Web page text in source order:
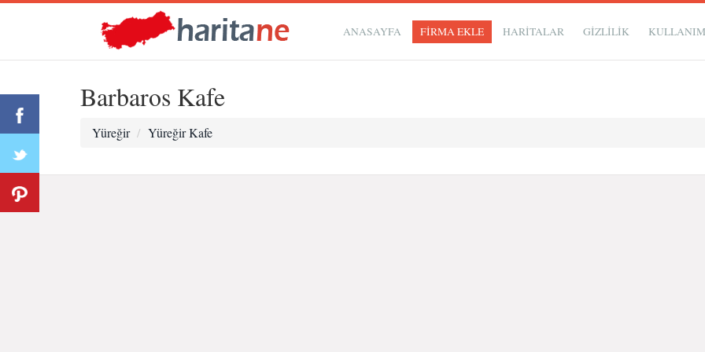
ANASAYFA FİRMA EKLE HARİTALAR GIZLILIK
Barbaros Kafe
Yüreğir Yüreğir Kafe